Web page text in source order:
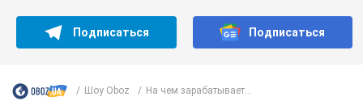
Подписаться Подписаться
Шоу Oboz На чем зарабатывает...